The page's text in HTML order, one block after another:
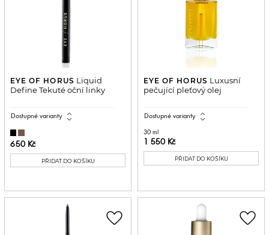
EYE OF HORUS Liquid
Define Tekuté oční linky
Dostupné varianty expand_all
650 Kč
PŘIDAT DO KOŠÍKU
EYE OF HORUS Luxusní
pečující pleťový olej
Dostupné varianty expand_all
30 ml
1 550 Kč
PŘIDAT DO KOŠÍKU
favorite_border favorite_border